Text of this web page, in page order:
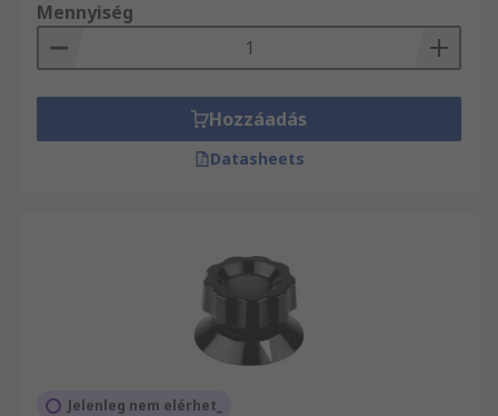
Mennyiség
Hozzáadás
Datasheets
Jelenleg nem elérhet_